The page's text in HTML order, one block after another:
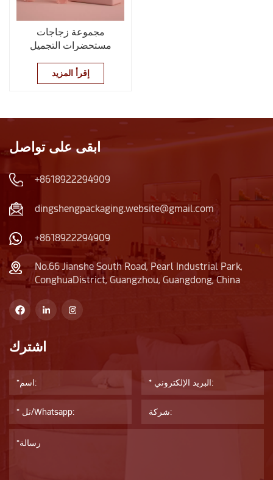
مجموعة زجاجات
مستحضرات التجميل
إقرأ المزيد
ابقى على تواصل
+8618922294909
dingshengpackaging.website@gmail.com
+8618922294909
No.66 Jianshe South Road, Pearl Industrial Park,
ConghuaDistrict, Guangzhou, Guangdong, China
اشترك